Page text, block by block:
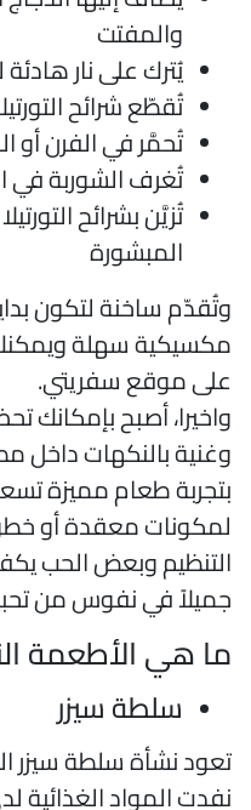
والمفتت
يُترك على نار هادئة
تُقطّع شرائح التورتيلا
تُحمَّر في الفرن أو
تُغرف الشوربة في
تُزيَّن بشرائح التورتيلا
المبشورة
ساخنة لتكون
سهلة ويمكنك
موقع سفريتي.
أصبح بإمكانك
بالنكهات داخل
طعام مميزة تسعد
معقدة أو
وبعض الحب يكفي
في نفوس من
هي الأطعمة
سلطة سيزر
المواد الغذائية